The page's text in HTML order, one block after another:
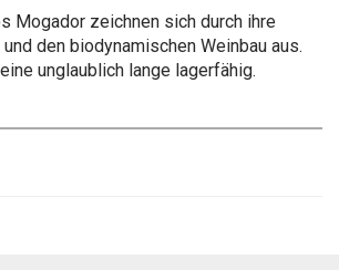
Mogador zeichnen sich durch ihre
den biodynamischen Weinbau aus.
unglaublich lange lagerfähig.